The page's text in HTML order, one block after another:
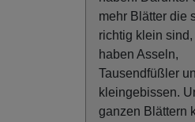
mehr Blätter die
richtig klein
haben Asseln,
Tausendfüßler
kleingebissen.
ganzen Blättern